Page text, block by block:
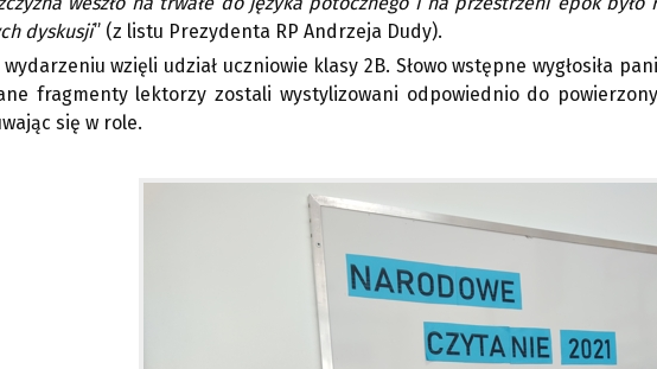
dyskusji” (z listu Prezydenta RP Andrzeja Dudy).
wydarzeniu wzięli udział uczniowie klasy 2B. Słowo wstępne wygłosiła
fragmenty lektorzy zostali wystylizowani odpowiednio do
się w role.